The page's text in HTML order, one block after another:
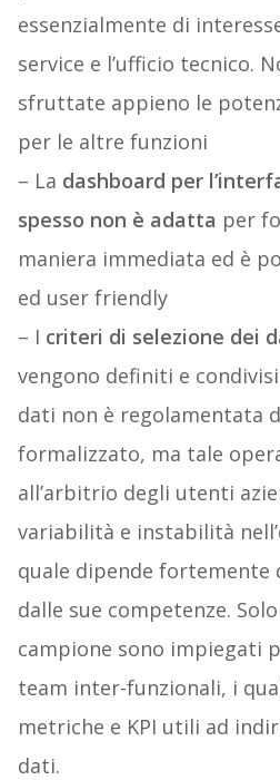
essenzialmente di
service e l’ufficio tecnico.
sfruttate appieno le
per le altre funzioni
– La dashboard per
spesso non è adatta per
maniera immediata ed è
ed user friendly
– I criteri di selezione dei
vengono definiti e
dati non è regolamentata
formalizzato, ma tale
all’arbitrio degli utenti
variabilità e instabilità
quale dipende fortemente
dalle sue competenze.
campione sono impiegati
team inter-funzionali, i
metriche e KPI utili ad
dati.